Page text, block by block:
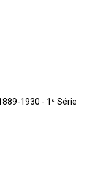
1889-1930 - 1ª Série